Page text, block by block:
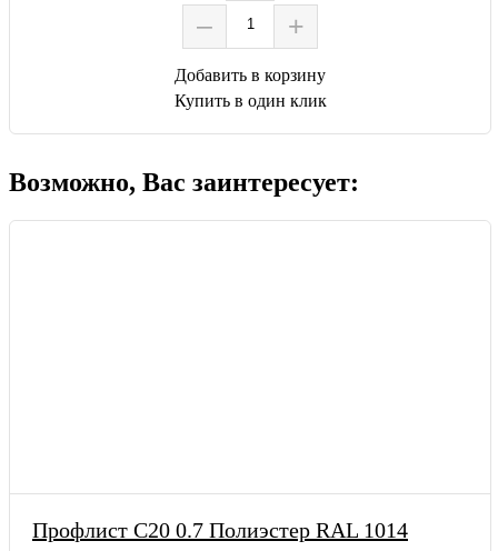
– +
Добавить в корзину
Купить в один клик
Возможно, Вас заинтересует:
Профлист С20 0.7 Полиэстер RAL 1014